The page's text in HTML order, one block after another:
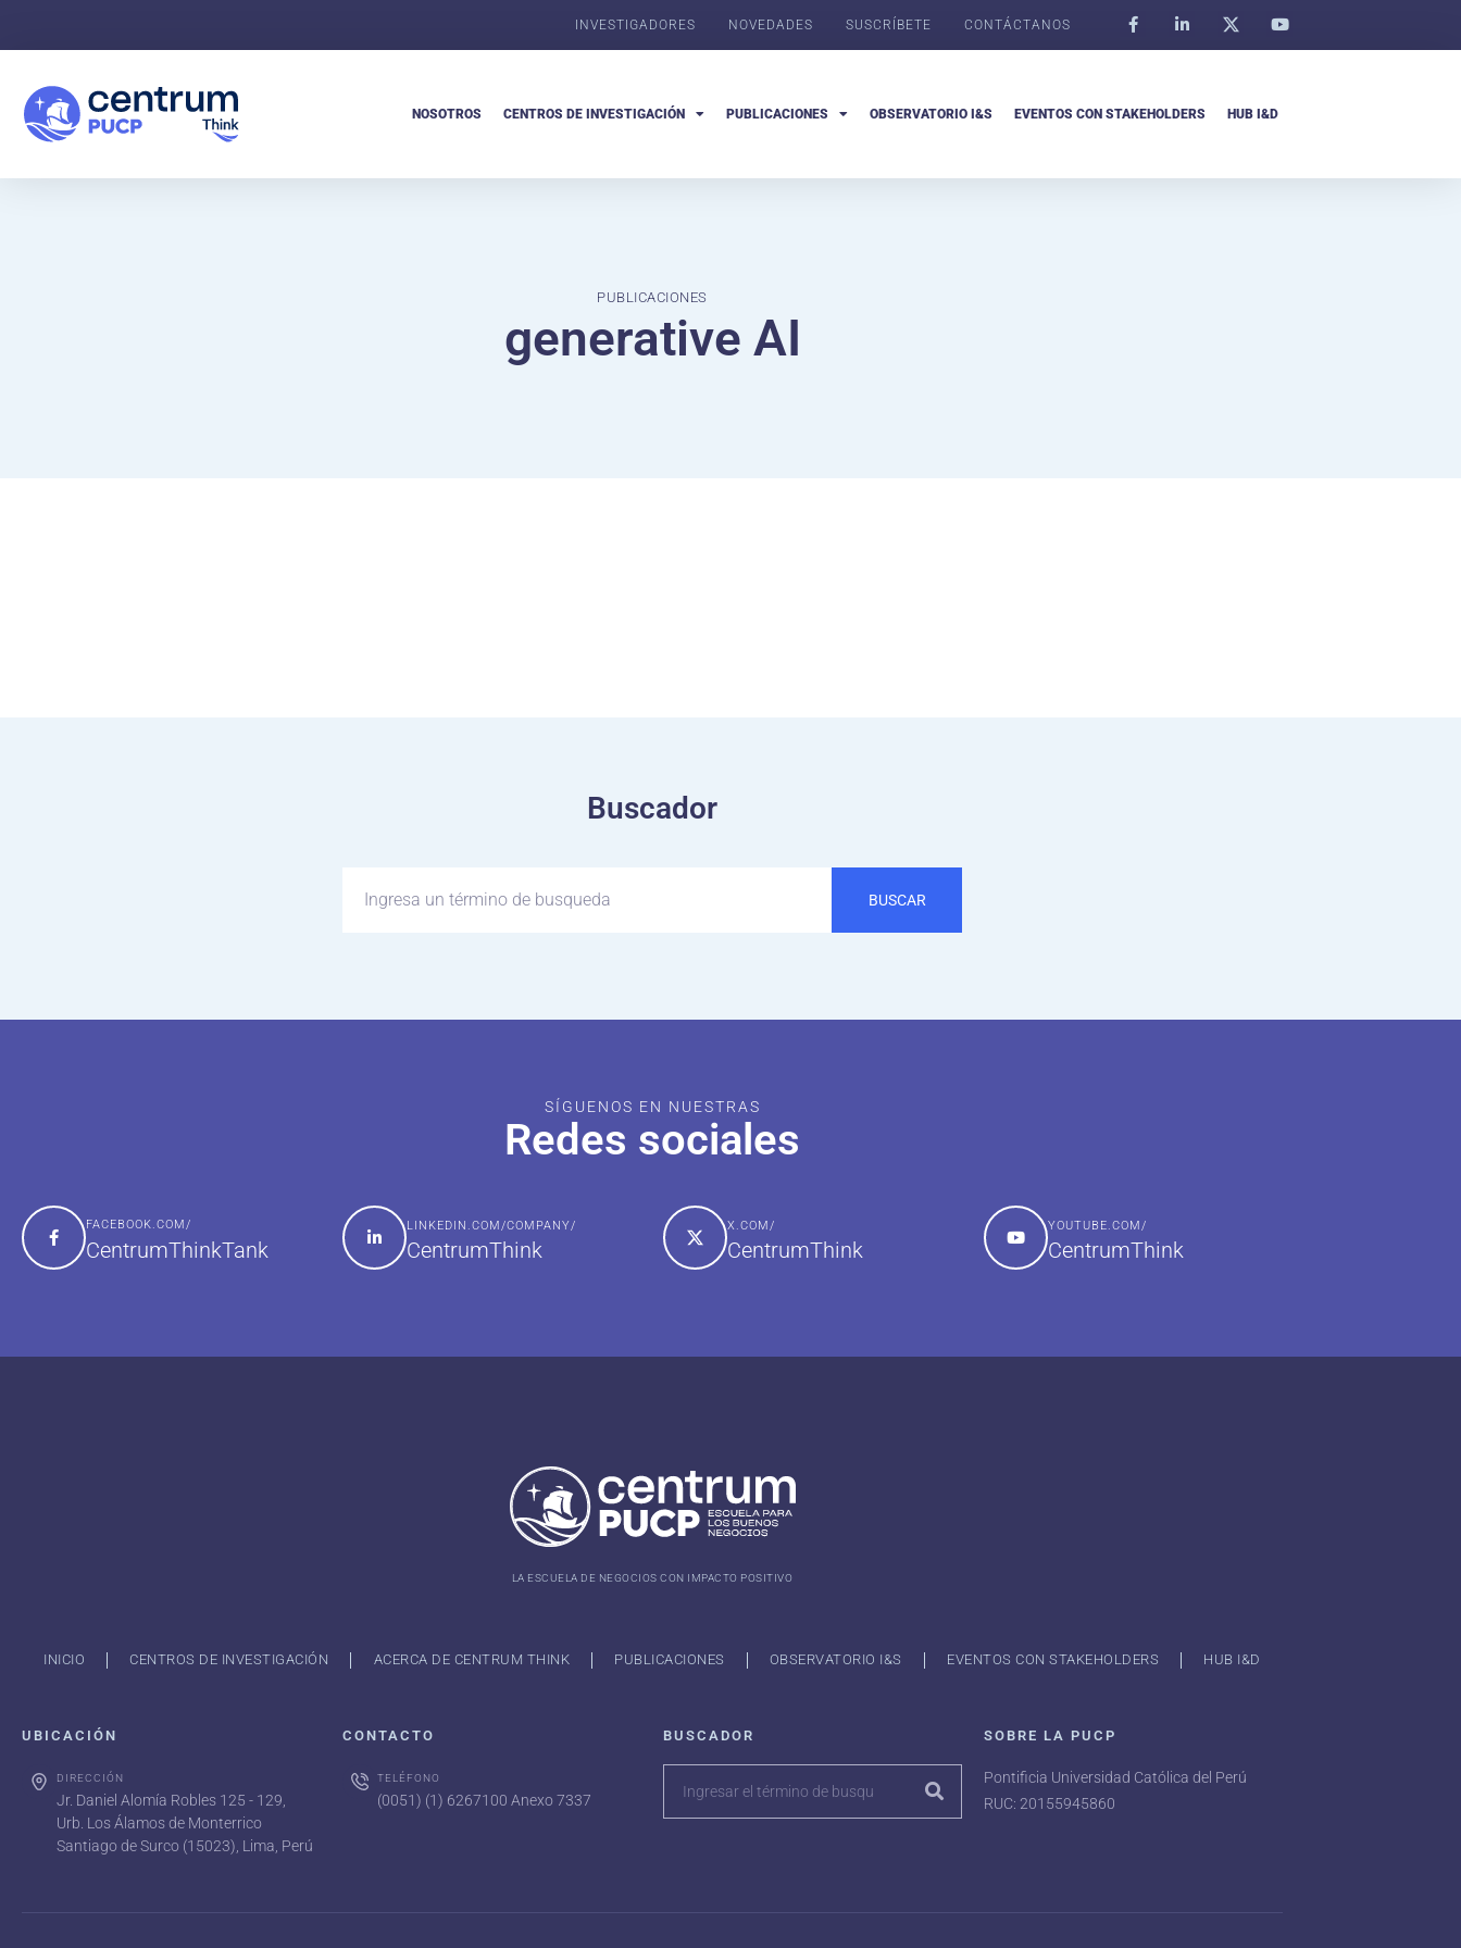
INVESTIGADORES NOVEDADES SUSCRÍBETE CONTÁCTANOS
NOSOTROS CENTROS DE INVESTIGACIÓN PUBLICACIONES OBSERVATORIO I&S EVENTOS CON STAKEHOLDERS HUB I&D
PUBLICACIONES
generative AI
Buscador
BUSCAR
SÍGUENOS EN NUESTRAS
Redes sociales
FACEBOOK.COM/
CentrumThinkTank
LINKEDIN.COM/COMPANY/
CentrumThink
X.COM/
CentrumThink
YOUTUBE.COM/
CentrumThink
LA ESCUELA DE NEGOCIOS CON IMPACTO POSITIVO
INICIO CENTROS DE INVESTIGACIÓN ACERCA DE CENTRUM THINK PUBLICACIONES OBSERVATORIO I&S EVENTOS CON STAKEHOLDERS HUB I&D
UBICACIÓN
DIRECCIÓN
Jr. Daniel Alomía Robles 125 - 129,
Urb. Los Álamos de Monterrico
Santiago de Surco (15023), Lima, Perú
CONTACTO
TELÉFONO
(0051) (1) 6267100 Anexo 7337
BUSCADOR SOBRE LA PUCP
Pontificia Universidad Católica del Perú
RUC: 20155945860